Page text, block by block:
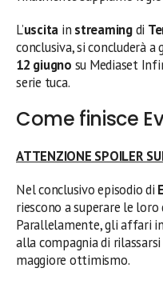
L’uscita in streamingdi
conclusiva, si concluderà a
12 giugno su Mediaset
serie tuca.
Come finisce
ATTENZIONE SPOILER
Nel conclusivo episodio di
riescono a superare le
Parallelamente, gli affari
alla compagnia di
maggiore ottimismo.